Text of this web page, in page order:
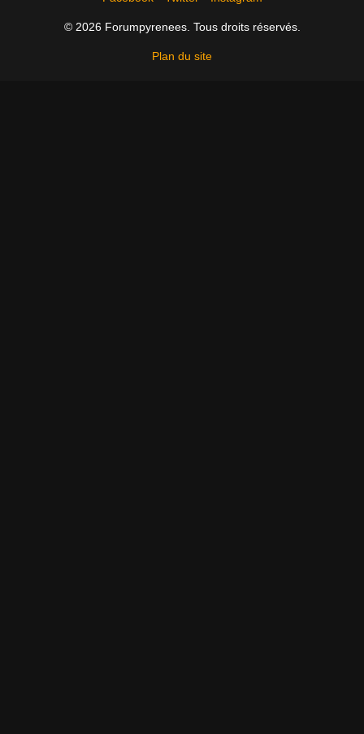
© 2026 Forumpyrenees. Tous droits réservés.
Plan du site